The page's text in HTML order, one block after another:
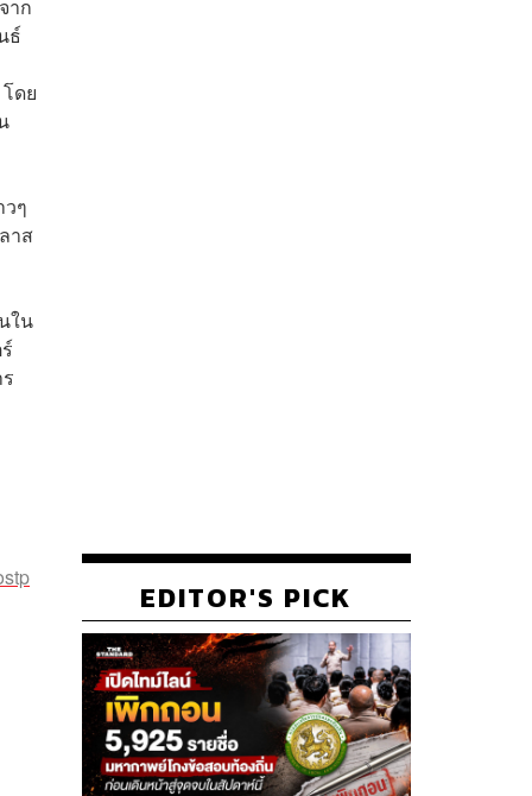
าก
ธ์
ดย
ๆ
าส
ใน
EDITOR'S PICK